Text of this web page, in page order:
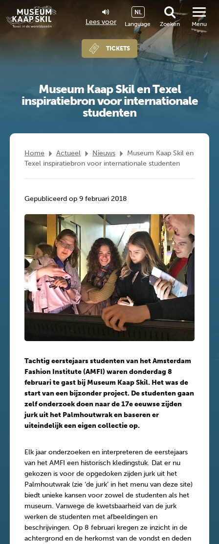
Lees voor Language
NL
Zoeken
TICKETS
Menu
Museum Kaap Skil en Texel
inspiratiebron voor internationale
studenten
Home Actueel Nieuws
Museum Kaap Skil en
Texel inspiratiebron voor internationale studenten
Gepubliceerd op 9 februari 2018
Tachtig eerstejaars studenten van het Amsterdam
Fashion Institute (AMFI) waren donderdag 8
februari te gast bij Museum Kaap Skil. Het was de
start van een bijzonder project. De studenten gaan
zelf onderzoek doen naar de 17e eeuwse zijden
jurk uit het Palmhoutwrak en baseren er
uiteindelijk een eigen collectie op.
Elk jaar onderzoeken en interpreteren de eerstejaars
van het AMFI een historisch kledingstuk. Dat er nu
gekozen is voor de opgedoken zijden jurk uit het
Palmhoutwrak (zie ‘de jurk’ in het menu van deze site)
biedt unieke kansen voor zowel de studenten als het
museum. Vanwege de kwetsbaarheid van de jurk
werken de studenten met afbeeldingen en
beschrijvingen. Op 8 februari kregen ze inzicht in de
achtergrond en de herkomst van de vondst en deden